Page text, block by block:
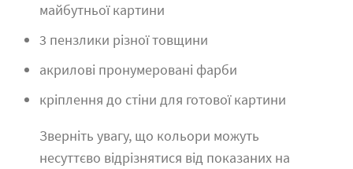
майбутньої картини
3 пензлики різної товщини
акрилові пронумеровані фарби
кріплення до стіни для готової картини
Зверніть увагу, що кольори можуть
несуттєво відрізнятися від показаних на